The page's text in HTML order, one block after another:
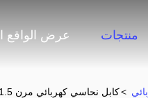
منتجات عرض الواقع
>كابل نحاسي كهربائي مرن YTTX 1.5 مم 2.5 مم